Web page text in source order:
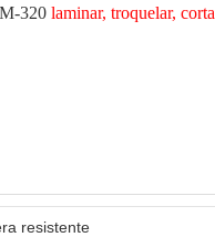
320 laminar, troquelar,
resistente